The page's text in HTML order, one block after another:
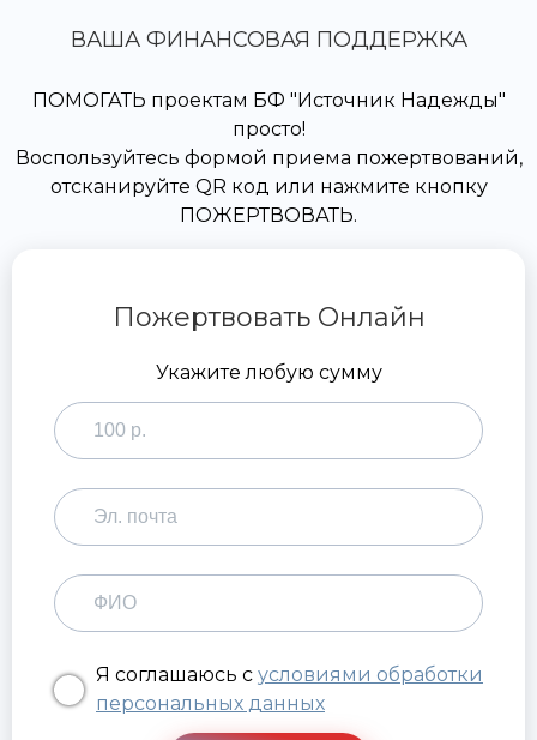
ВАША ФИНАНСОВАЯ ПОДДЕРЖКА
ПОМОГАТЬ проектам БФ "Источник Надежды"
просто!
Воспользуйтесь формой приема пожертвований,
отсканируйте QR код или нажмите кнопку
ПОЖЕРТВОВАТЬ.
Пожертвовать Онлайн
Укажите любую сумму
Я соглашаюсь с условиями обработки
персональных данных